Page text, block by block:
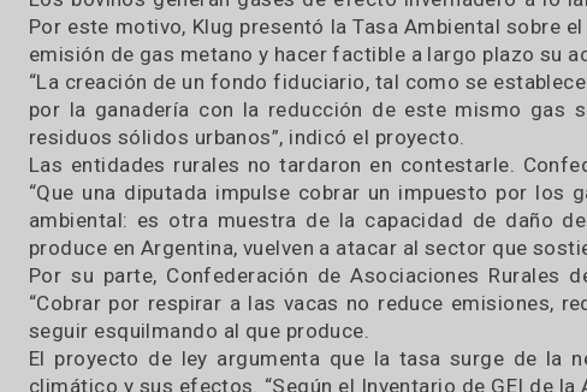
Impuesto a los gases bovinos. El campo cruzó
responde a Juan Grabois, por impulsar un
campo.
Los bovinos generan gases de efecto
Por este motivo, Klug presentó la Tasa Ambiental
emisión de gas metano y hacer factible a largo
“La creación de un fondo fiduciario, tal como se
por la ganadería con la reducción de este
residuos sólidos urbanos”, indicó el proyecto.
Las entidades rurales no tardaron en contestarle.